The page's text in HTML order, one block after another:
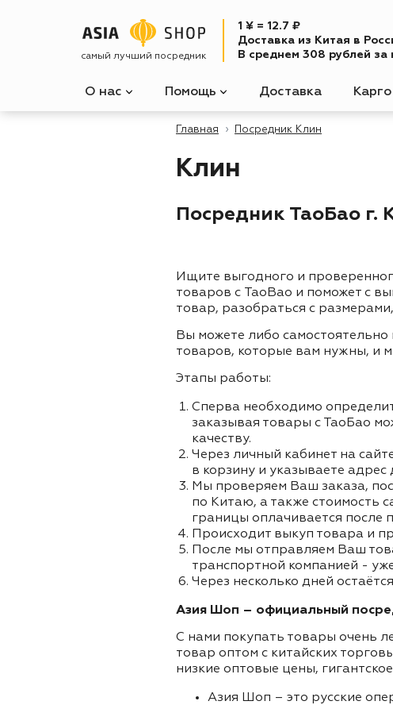
самый лучший посредник
1 ¥ = 12.7 ₽
Доставка из Китая в
В среднем 308 рублей за
О нас Помощь Доставка Карго
Главная Посредник Клин
Клин
Посредник ТаоБао г.
Ищите выгодного и
товаров с TaoBao и поможет с
товар, разобраться с
Вы можете либо
товаров, которые вам нужны, и
Этапы работы:
Сперва необходимо
заказывая товары с ТаоБао
качеству.
Через личный кабинет на
в корзину и указываете адрес
Мы проверяем Ваш заказа,
по Китаю, а также стоимость
границы оплачивается после
Происходит выкуп товара и
После мы отправляем Ваш
транспортной компанией -
Через несколько дней
Азия Шоп – официальный
С нами покупать товары очень
товар оптом с китайских
низкие оптовые цены,
Азия Шоп – это русские